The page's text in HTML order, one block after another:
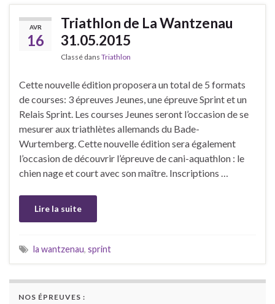
AVR
16
Triathlon de La Wantzenau
31.05.2015
Classé dans Triathlon
Cette nouvelle édition proposera un total de 5 formats
de courses: 3 épreuves Jeunes, une épreuve Sprint et un
Relais Sprint. Les courses Jeunes seront l’occasion de se
mesurer aux triathlètes allemands du Bade-
Wurtemberg. Cette nouvelle édition sera également
l’occasion de découvrir l’épreuve de cani-aquathlon : le
chien nage et court avec son maître. Inscriptions …
Lire la suite
la wantzenau, sprint
NOS ÉPREUVES :